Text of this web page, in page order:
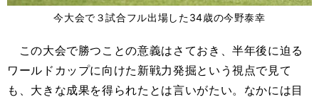
今大会で３試合フル出場した34歳の今野泰幸
この大会で勝つことの意義はさておき、半年後に迫る
ワールドカップに向けた新戦力発掘という視点で見て
も、大きな成果を得られたとは言いがたい。なかには目